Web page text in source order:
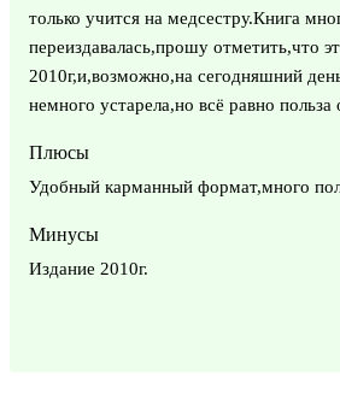
только учится на медсестру.Книга
переиздавалась,прошу отметить,что
2010г,и,возможно,на сегодняшний
немного устарела,но всё равно польза
Плюсы
Удобный карманный формат,много
Минусы
Издание 2010г.